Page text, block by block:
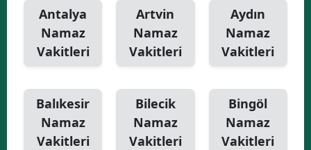
Osmaniye
Düzce
Antalya
Namaz
Vakitleri
Artvin
Namaz
Vakitleri
Aydın
Namaz
Vakitleri
Balıkesir
Namaz
Vakitleri
Bilecik
Namaz
Vakitleri
Bingöl
Namaz
Vakitleri